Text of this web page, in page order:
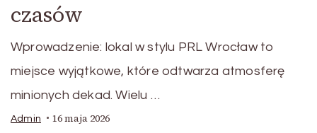
czasów
Wprowadzenie: lokal w stylu PRL Wrocław to
miejsce wyjątkowe, które odtwarza atmosferę
minionych dekad. Wielu …
Admin 16 maja 2026